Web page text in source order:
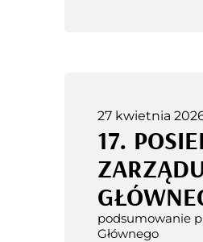
27 kwietnia
17.
ZARZĄDU
podsumowanie
Głównego